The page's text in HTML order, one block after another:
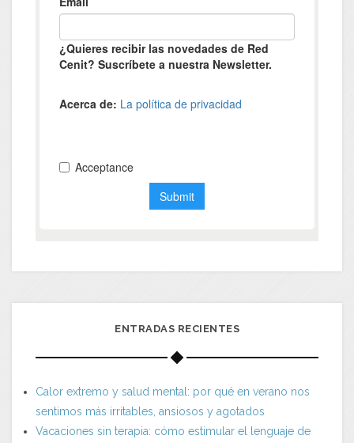
ENTRADAS RECIENTES
Calor extremo y salud mental: por qué en verano nos
sentimos más irritables, ansiosos y agotados
Vacaciones sin terapia: cómo estimular el lenguaje de